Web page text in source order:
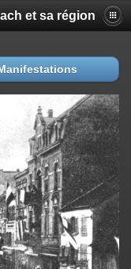
et sa région